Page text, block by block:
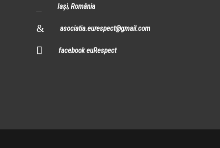
Iași, România
asociatia.eurespect@gmail.com
facebook euRespect